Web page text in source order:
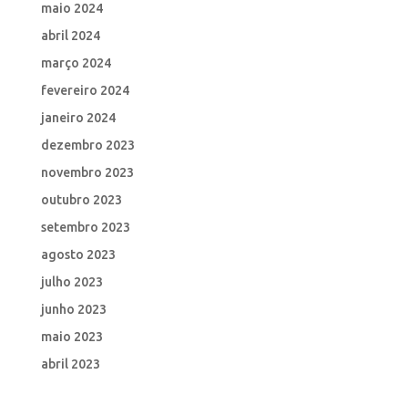
maio 2024
abril 2024
março 2024
fevereiro 2024
janeiro 2024
dezembro 2023
novembro 2023
outubro 2023
setembro 2023
agosto 2023
julho 2023
junho 2023
maio 2023
abril 2023